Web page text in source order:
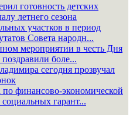
готовность детских
летнего сезона
участков в период
Совета народн...
мероприятии в честь Дня
боле...
сегодня прозвучал
финансово-экономической
гарант...